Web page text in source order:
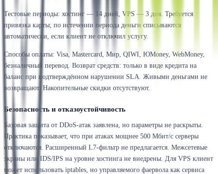
Тестовые периоды: хостинг — 14 дней, VPS — 3 дня. Требуется
привязка карты; по истечении периода деньги списываются
автоматически, если клиент не отключил услугу.
Способы оплаты: Visa, Mastercard, Мир, QIWI, ЮMoney, WebMoney,
безналичный перевод. Возврат средств: только в виде кредита на
баланс при подтверждённом нарушении SLA. Живыми деньгами не
возвращают. Накопительные скидки отсутствуют.
Безопасность и отказоустойчивость
Базовая защита от DDoS-атак заявлена, но параметры не раскрыты.
Практика показывает, что при атаках мощнее 500 Мбит/с серверы
отключаются. Расширенный L7-фильтр не предлагается. Межсетевые
экраны или IDS/IPS на уровне хостинга не внедрены. Для VPS клиент
может использовать iptables, но управляемого фаервола как сервиса